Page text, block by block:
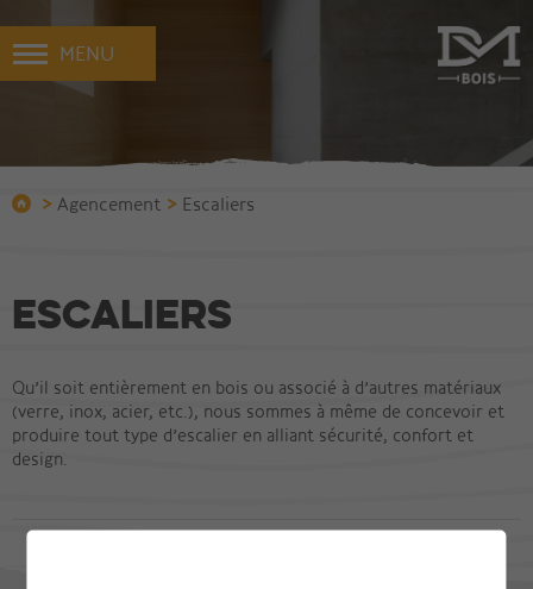
MENU
> Agencement > Escaliers
Escaliers
Qu’il soit entièrement en bois ou associé à d’autres matériaux
(verre, inox, acier, etc.), nous sommes à même de concevoir et
produire tout type d’escalier en alliant sécurité, confort et
design.